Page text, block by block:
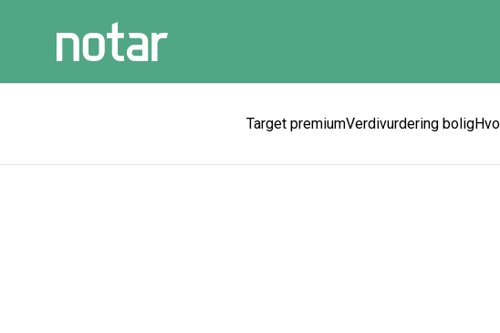
Target premiumVerdivurdering bolig